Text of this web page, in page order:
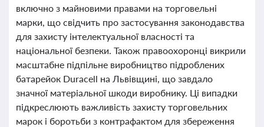
включно з майновими правами на торговельні
марки, що свідчить про застосування законодавства
для захисту інтелектуальної власності та
національної безпеки. Також правоохоронці викрили
масштабне підпільне виробництво підроблених
батарейок Duracell на Львівщині, що завдало
значної матеріальної шкоди виробнику. Ці випадки
підкреслюють важливість захисту торговельних
марок і боротьби з контрафактом для збереження